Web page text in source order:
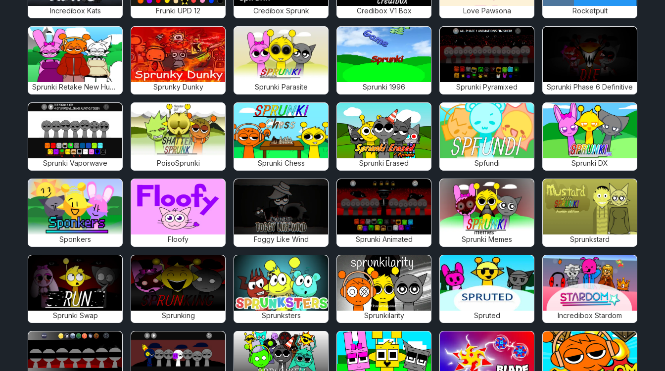
Incredibox Kats Frunki UPD 12 Credibox Sprunk Credibox V1 Box Love Pawsona Rocketpult
Sprunki Retake New Human Sprunky Dunky Sprunki Parasite Sprunki 1996 Sprunki Pyramixed Sprunki Phase 6 Definitive
Sprunki Vaporwave PoisoSprunki Sprunki Chess Sprunki Erased Spfundi Sprunki DX
Sponkers Floofy Foggy Like Wind Sprunki Animated Sprunki Memes Sprunkstard
Sprunki Swap Sprunking Sprunksters Sprunkilarity Spruted Incredibox Stardom